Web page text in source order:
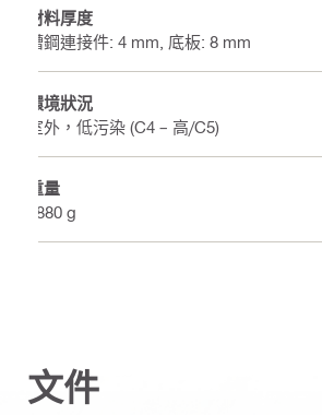
材料厚度
槽鋼連接件: 4 mm, 底板: 8 mm
環境狀況
室外，低污染 (C4 – 高/C5)
重量
1880 g
文件